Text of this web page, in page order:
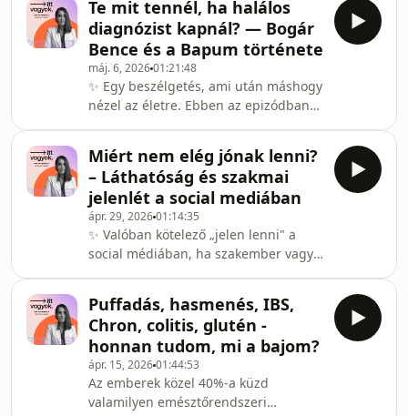
Oczella Péter beleássák magukat a
bolygóideg (vagus ideg) elképesztő
világába — vagyis abba a belső
kábelrendszerbe, ami kb. eldönti,
hogy nyugodtan emésztgetsz-e egy
brunch után, vagy épp egy ártatlan
emailtől is menekülő üzemmódba
kapcsolsz. Szó lesz arról, miért nem
elég
Te mit tennél, ha halálos
diagnózist kapnál? — Bogár
Bence és a Bapum története
máj. 6, 202601:21:48
✨ Egy beszélgetés, ami után máshogy
nézel az életre. Ebben az epizódban
egy szinte felfoghatatlan fordulatról.
🎙️ Vendégem Bogár Bence, a
gyerekkori barátom, aki: - egy
gyógyíthatatlannak mondott csontrák
diagnózist kapott - mégis
tünetmentesen ül ma itt velünk - és az
élményeiből egy stressz- és
szorongáskezelő appot (BAP
Miért nem elég jónak lenni?
– Láthatóság és szakmai
jelenlét a social mediában
ápr. 29, 202601:14:35
✨ Valóban kötelező „jelen lenni" a
social médiában, ha szakember vagy?
őrizni önmagunkat az online térben?
Ebben az epizódban Bárhalmi Kata és
vendége, dr. Aczél Petra (nyelvész,
kommunikáció- és médiakutató)
mélyen belemennek abba a kérdésbe,
ami ma már szinte mindenkit érint: 📱
Puffadás, hasmenés, IBS,
Chron, colitis, glutén -
honnan tudom, mi a bajom?
ápr. 15, 202601:44:53
Az emberek közel 40%-a küzd
valamilyen emésztőrendszeri